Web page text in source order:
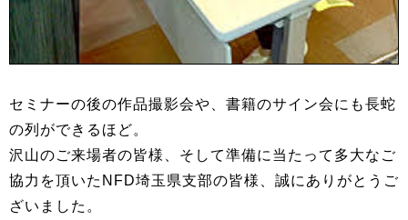
セミナーの後の作品撮影会や、書籍のサイン会にも長蛇
の列ができるほど。
沢山のご来場者の皆様、そして準備に当たって多大なご
協力を頂いたNFD埼玉県支部の皆様、誠にありがとうご
ざいました。